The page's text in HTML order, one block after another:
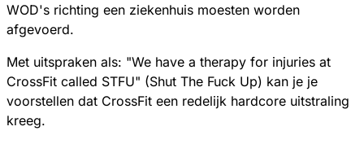
WOD's richting een ziekenhuis moesten worden
afgevoerd.
Met uitspraken als: "We have a therapy for injuries at
CrossFit called STFU" (Shut The Fuck Up) kan je je
voorstellen dat CrossFit een redelijk hardcore uitstraling
kreeg.